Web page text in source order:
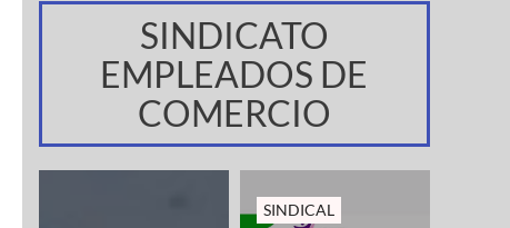
SINDICATO
EMPLEADOS DE
COMERCIO
SINDICAL